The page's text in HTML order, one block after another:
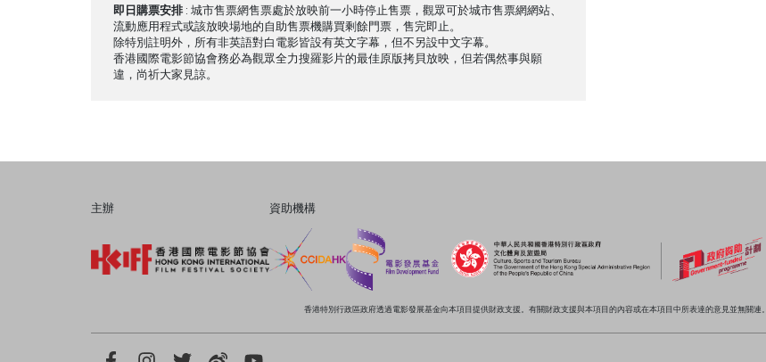
即日購票安排 : 城市售票網售票處於放映前一小時停止售票，觀眾可於城市售票網網站、
流動應用程式或該放映場地的自助售票機購買剩餘門票，售完即止。
除特別註明外，所有非英語對白電影皆設有英文字幕，但不另設中文字幕。
香港國際電影節協會務必為觀眾全力搜羅影片的最佳原版拷貝放映，但若偶然事與願
違，尚祈大家見諒。
主辦 資助機構
香港特別行政區政府透過電影發展基金向本項目提供財政支援。有關財政支援與本項目的內容或在本項目中所表達的意見並無關連。